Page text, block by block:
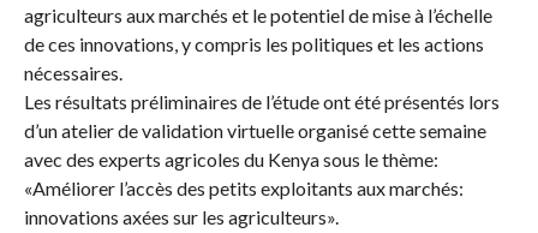
agriculteurs aux marchés et le potentiel de mise à l’échelle
de ces innovations, y compris les politiques et les actions
nécessaires.
Les résultats préliminaires de l’étude ont été présentés lors
d’un atelier de validation virtuelle organisé cette semaine
avec des experts agricoles du Kenya sous le thème:
«Améliorer l’accès des petits exploitants aux marchés:
innovations axées sur les agriculteurs».